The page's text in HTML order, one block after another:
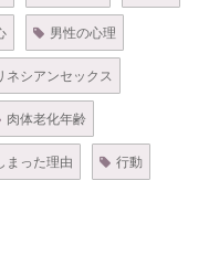
男性の心理
ネシアンセックス
肉体老化年齢
まった理由 行動